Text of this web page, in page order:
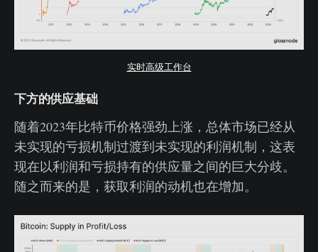
实时高级工作台
下方的供应基础
随着2023年比特币价格强劲上涨，总体市场已经从
未实现的亏损机制过渡到未实现的利润机制，这表
现在以利润和亏损持有的供应量之间的巨大分歧。
随之而来的是，获取利润的动机也在增加。